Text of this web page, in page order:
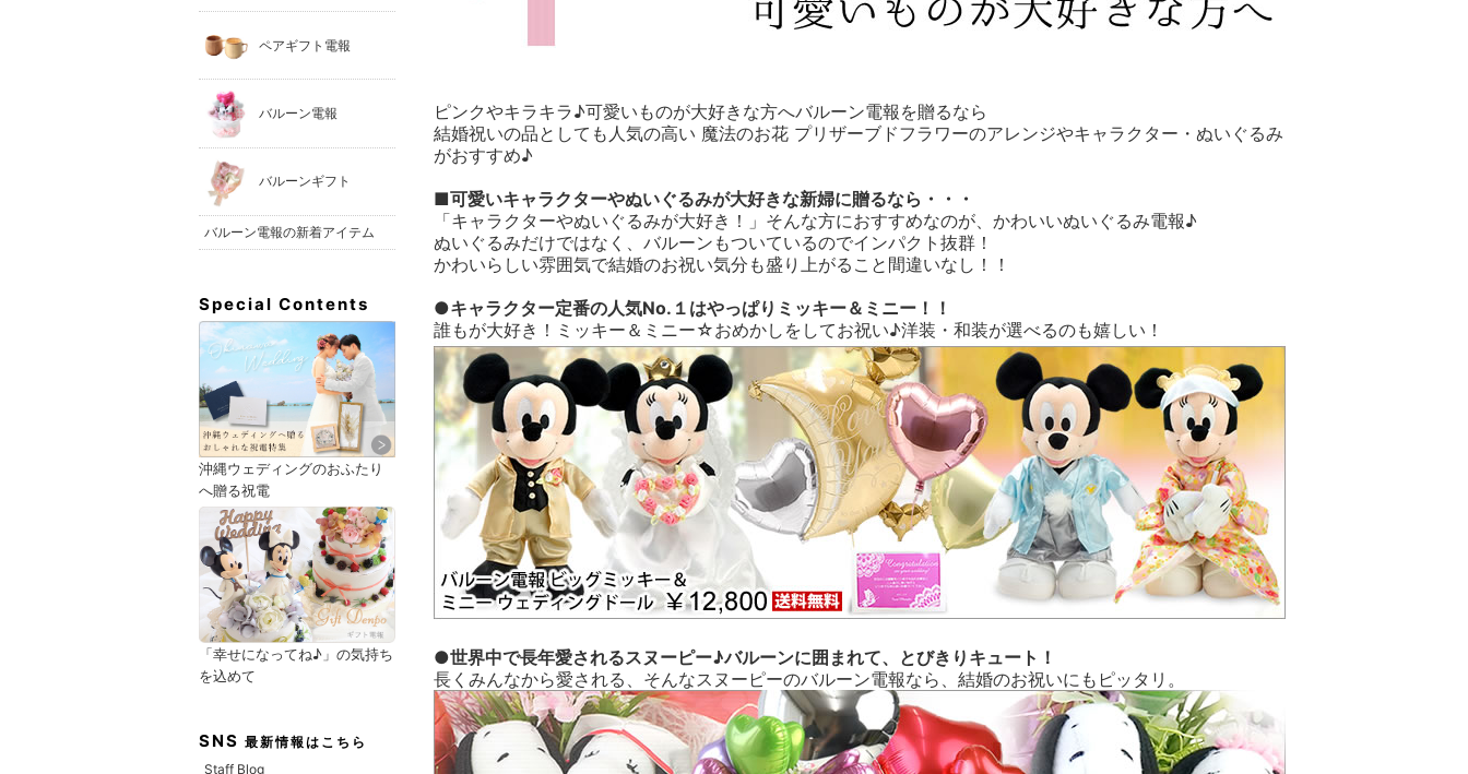
ピンクやキラキラ♪可愛いものが大好きな方へバルーン電報を贈るなら
結婚祝いの品としても人気の高い 魔法のお花 プリザーブドフラワーのアレンジやキャラクター・ぬいぐるみ
がおすすめ♪
■可愛いキャラクターやぬいぐるみが大好きな新婦に贈るなら・・・
「キャラクターやぬいぐるみが大好き！」そんな方におすすめなのが、かわいいぬいぐるみ電報♪
ぬいぐるみだけではなく、バルーンもついているのでインパクト抜群！
かわいらしい雰囲気で結婚のお祝い気分も盛り上がること間違いなし！！
●キャラクター定番の人気No.１はやっぱりミッキー＆ミニー！！
誰もが大好き！ミッキー＆ミニー☆おめかしをしてお祝い♪洋装・和装が選べるのも嬉しい！
●世界中で長年愛されるスヌーピー♪バルーンに囲まれて、とびきりキュート！
長くみんなから愛される、そんなスヌーピーのバルーン電報なら、結婚のお祝いにもピッタリ。
ペアギフト電報
バルーン電報
バルーンギフト
バルーン電報の新着アイテム
Special Contents
沖縄ウェディングのおふたり
へ贈る祝電
「幸せになってね♪」の気持ち
を込めて
SNS 最新情報はこちら
Staff Blog